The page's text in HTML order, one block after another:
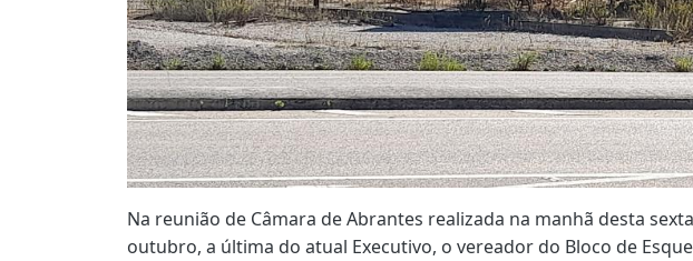
Na reunião de Câmara de Abrantes realizada na manhã desta
outubro, a última do atual Executivo, o vereador do Bloco de